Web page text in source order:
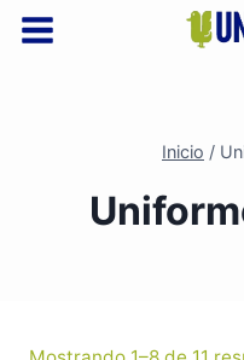
Saltar
Inicio /